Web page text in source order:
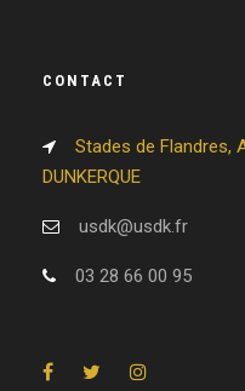
CONTACT
Stades de Flandres,
DUNKERQUE
usdk@usdk.fr
03 28 66 00 95